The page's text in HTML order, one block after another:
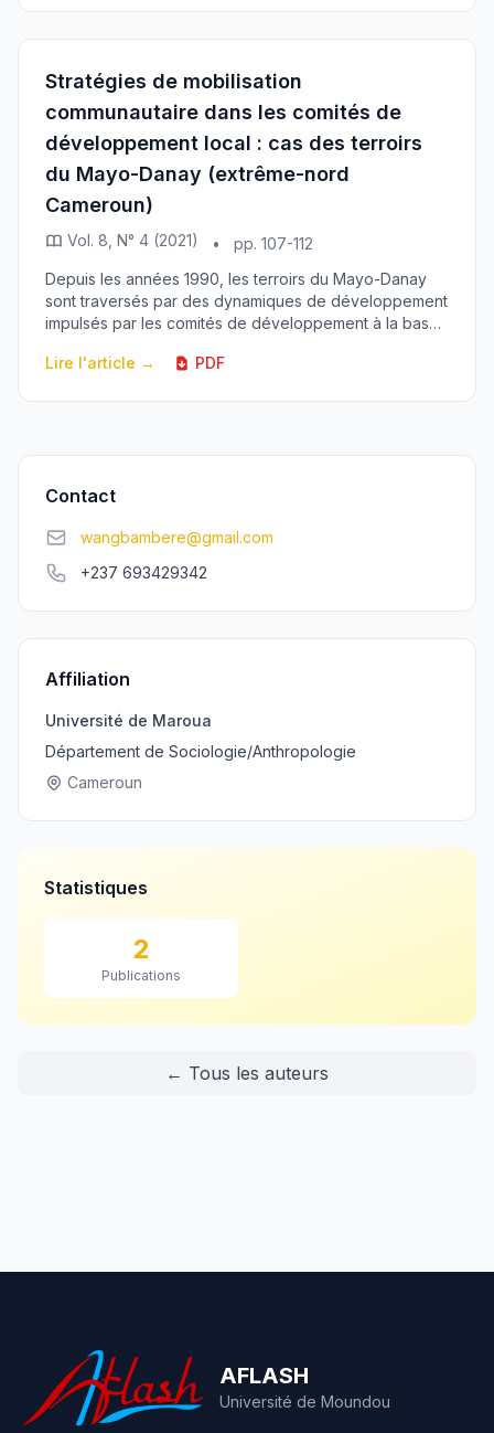
Stratégies de mobilisation
communautaire dans les comités de
développement local : cas des terroirs
du Mayo-Danay (extrême-nord
Cameroun)
Vol. 8, N° 4 (2021) •
pp. 107-112
Depuis les années 1990, les terroirs du Mayo-Danay
sont traversés par des dynamiques de développement
impulsés par les comités de développement à la base.
Lire l'article →
PDF
Contact
wangbambere@gmail.com
+237 693429342
Affiliation
Université de Maroua
Département de Sociologie/Anthropologie
Cameroun
Statistiques
2
Publications
← Tous les auteurs
AFLASH
Université de Moundou